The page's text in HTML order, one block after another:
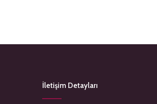
İletişim Detayları